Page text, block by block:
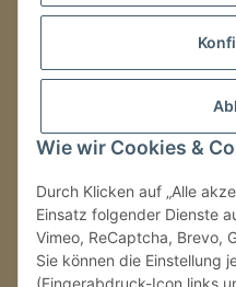
Wie wir Cookies &
Durch Klicken auf „Alle
Einsatz folgender Dienste
Vimeo, ReCaptcha, Brevo,
Sie können die Einstellung
(Fingerabdruck-Icon links
LAGER / RETOUREN
Packmonster Fulfillment
SJS Carstyling Lager
Retouren ausschließlich an
Tel.:+49 (0) 30 36417228
E-Mail:info@sjs-